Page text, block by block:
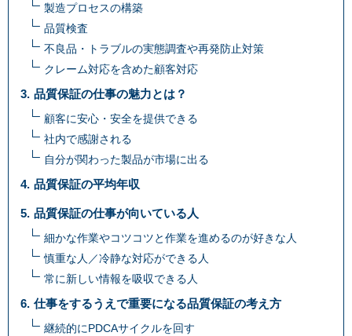
製造プロセスの構築
品質検査
不良品・トラブルの実態調査や再発防止対策
クレーム対応を含めた顧客対応
品質保証の仕事の魅力とは？
顧客に安心・安全を提供できる
社内で感謝される
自分が関わった製品が市場に出る
品質保証の平均年収
品質保証の仕事が向いている人
細かな作業やコツコツと作業を進めるのが好きな人
慎重な人／冷静な対応ができる人
常に新しい情報を吸収できる人
仕事をするうえで重要になる品質保証の考え方
継続的にPDCAサイクルを回す